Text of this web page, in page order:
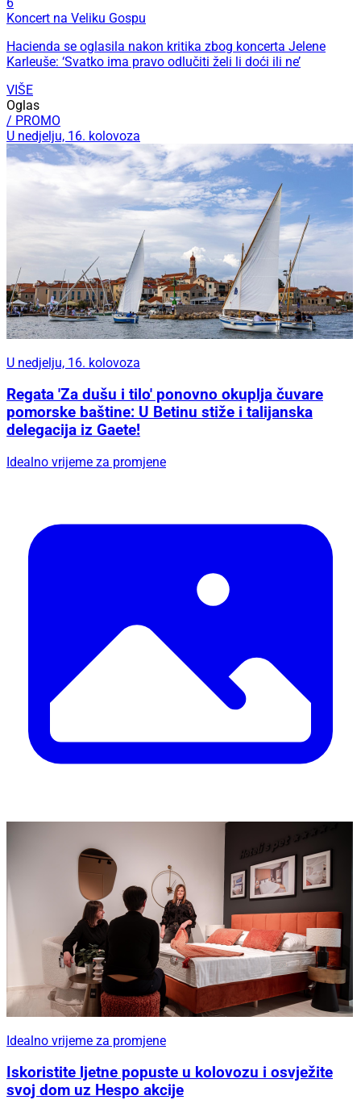
6
Koncert na Veliku Gospu
Hacienda se oglasila nakon kritika zbog koncerta Jelene
Karleuše: ‘Svatko ima pravo odlučiti želi li doći ili ne’
VIŠE
Oglas
/ PROMO
U nedjelju, 16. kolovoza
U nedjelju, 16. kolovoza
Regata 'Za dušu i tilo' ponovno okuplja čuvare
pomorske baštine: U Betinu stiže i talijanska
delegacija iz Gaete!
Idealno vrijeme za promjene
Idealno vrijeme za promjene
Iskoristite ljetne popuste u kolovozu i osvježite
svoj dom uz Hespo akcije